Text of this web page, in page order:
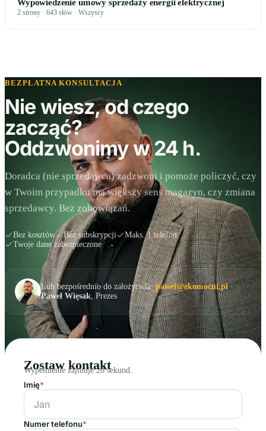
Wypowiedzenie umowy sprzedaży energii elektrycznej
2 strony · 643 słów · Wszyscy
BEZPŁATNA KONSULTACJA
Nie wiesz, od czego
zacząć?
Oddzwonimy w 24 h.
Doradca (nie sprzedawca) zadzwoni i pomoże policzyć, czy
w Twoim przypadku ma większy sens magazyn, czy zmiana
sprzedawcy. Bez zobowiązań.
Bez kosztów Bez subskrypcji
Maks. 1 telefon
Twoje dane zabezpieczone
Lub bezpośrednio do założyciela:pawel@ekomocni.pl·
Paweł Więsak, Prezes
Zostaw kontakt
Wypełnienie zajmuje 20 sekund.
Imię*
Numer telefonu*